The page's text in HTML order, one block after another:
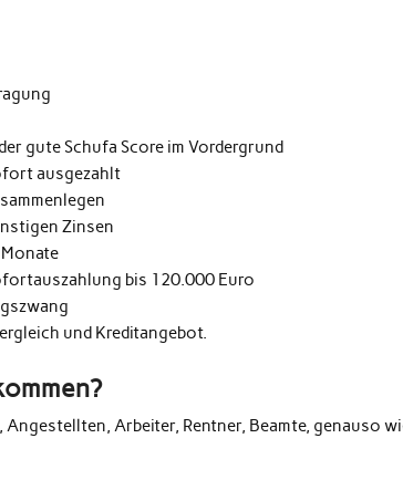
gute Schufa Score im Vordergrund
ausgezahlt
Zinsen
bis 120.000 Euro
und Kreditangebot.
Arbeiter, Rentner, Beamte, genauso